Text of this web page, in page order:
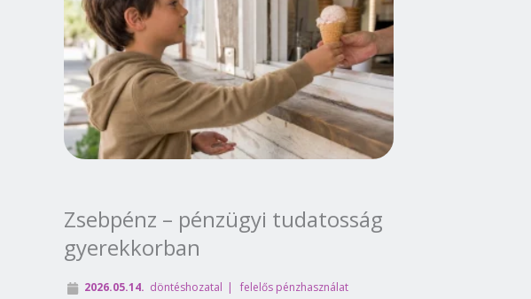
Zsebpénz – pénzügyi tudatosság
gyerekkorban
2026.05.14. döntéshozatal felelős pénzhasználat